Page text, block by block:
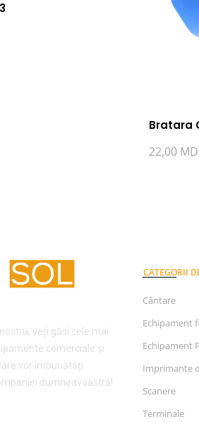
Bratara
22,00
veți găsi cele mai
comerciale și
vor îmbunătăți
dumneavoastră!
CATEGORII
Cântare
Echipament
Echipament
Imprimante
Scanere
Terminale